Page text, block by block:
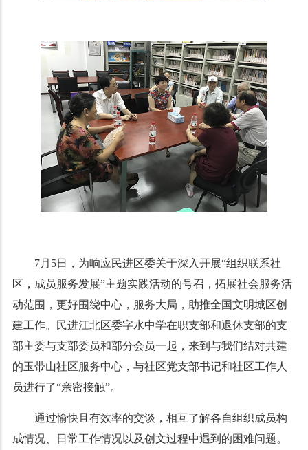
7月5日，为响应民进区委关于深入开展“组织联系社
区，成员服务发展”主题实践活动的号召，拓展社会服务活
动范围，更好围绕中心，服务大局，助推全国文明城区创
建工作。民进江北区委字水中学在职支部和退休支部的支
部主委与支部委员和部分会员一起，来到与我们结对共建
的玉带山社区服务中心，与社区党支部书记和社区工作人
员进行了“亲密接触”。
通过愉快且有效率的交谈，相互了解各自组织成员构
成情况、日常工作情况以及创文过程中遇到的困难问题。